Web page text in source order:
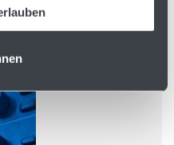
mit weiteren Daten
haben oder die
Dienste gesammelt